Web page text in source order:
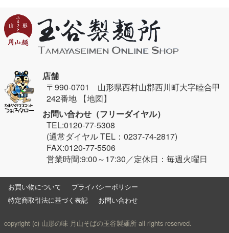
店舗
〒990-0701 山形県西村山郡西川町大字睦合甲
242番地
【地図】
お問い合わせ（フリーダイヤル）
TEL:0120-77-5308
(通常ダイヤル TEL：0237-74-2817)
FAX:0120-77-5506
営業時間:9:00～17:30／定休日：毎週火曜日
お買い物について
プライバシーポリシー
特定商取引法に基づく表記
お問い合わせ
copyright (c) 山形の味 月山そばの玉谷製麺所 all rights reserved.